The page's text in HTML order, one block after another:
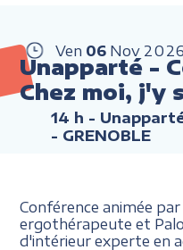
Ven 06 Nov 2026
Unapparté -
Chez moi, j'y
14 h -
- GRENOBLE
Conférence animée par
ergothérapeute et
d'intérieur experte en